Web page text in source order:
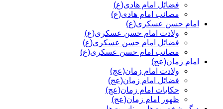
فضائل امام هادی(ع)
مصائب امام هادی(ع)
امام حسن عسکری(ع)
ولادت امام حسن عسکری(ع)
فضائل امام حسن عسکری(ع)
مصائب امام حسن عسکری(ع)
امام زمان(عج)
ولادت امام زمان(عج)
فضائل امام زمان(عج)
حکایات امام زمان(عج)
ظهور امام زمان(عج)